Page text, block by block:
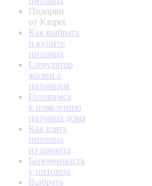
Подарки
от Kinpet
Как выбрать
и купить
питомца
Симулятор
жизни с
питомцем
Готовимся
к появлению
питомца дома
Как взять
питомца
из приюта
Беременность
у питомца
Выбрать